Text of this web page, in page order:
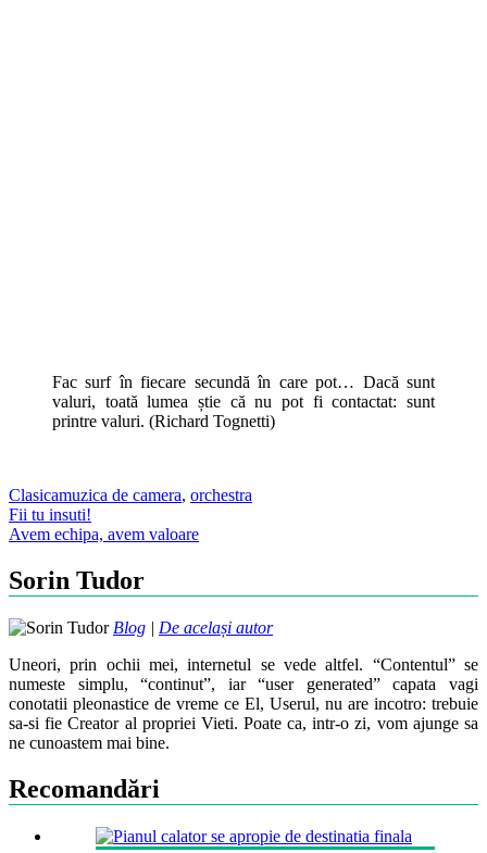
Fac surf în fiecare secundă în care pot… Dacă sunt
valuri, toată lumea știe că nu pot fi contactat: sunt
printre valuri. (Richard Tognetti)
Clasicamuzica de camera, orchestra
Post
navigation
Fii tu insuti!
Avem echipa, avem valoare
Sorin Tudor
Blog | De același autor
Uneori, prin ochii mei, internetul se vede altfel. “Contentul” se
numeste simplu, “continut”, iar “user generated” capata vagi
conotatii pleonastice de vreme ce El, Userul, nu are incotro: trebuie
sa-si fie Creator al propriei Vieti. Poate ca, intr-o zi, vom ajunge sa
ne cunoastem mai bine.
Recomandări